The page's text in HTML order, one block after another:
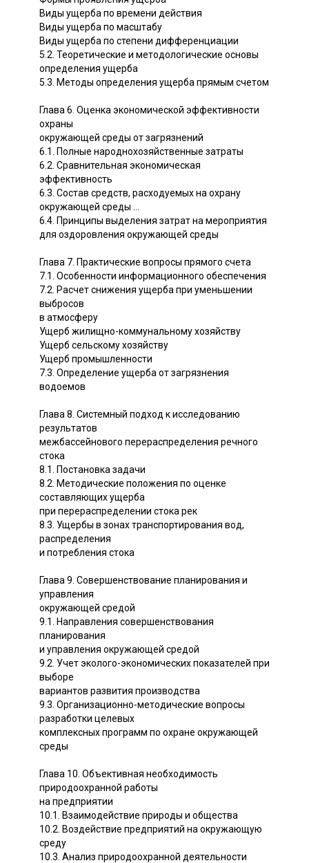
Виды ущерба по времени действия
Виды ущерба по масштабу
Виды ущерба по степени дифференциации
5.2. Теоретические и методологические основы
определения ущерба
5.3. Методы определения ущерба прямым счетом
Глава 6. Оценка экономической эффективности
охраны
окружающей среды от загрязнений
6.1. Полные народнохозяйственные затраты
6.2. Сравнительная экономическая
эффективность
6.3. Состав средств, расходуемых на охрану
окружающей среды ...
6.4. Принципы выделения затрат на мероприятия
для оздоровления окружающей среды
Глава 7. Практические вопросы прямого счета
7.1. Особенности информационного обеспечения
7.2. Расчет снижения ущерба при уменьшении
выбросов
в атмосферу
Ущерб жилищно-коммунальному хозяйству
Ущерб сельскому хозяйству
Ущерб промышленности
7.3. Определение ущерба от загрязнения
водоемов
Глава 8. Системный подход к исследованию
результатов
межбассейнового перераспределения речного
стока
8.1. Постановка задачи
8.2. Методические положения по оценке
составляющих ущерба
при перераспределении стока рек
8.3. Ущербы в зонах транспортирования вод,
распределения
и потребления стока
Глава 9. Совершенствование планирования и
управления
окружающей средой
9.1. Направления совершенствования
планирования
и управления окружающей средой
9.2. Учет эколого-экономических показателей при
выборе
вариантов развития производства
9.3. Организационно-методические вопросы
разработки целевых
комплексных программ по охране окружающей
среды
Глава 10. Объективная необходимость
природоохранной работы
на предприятии
10.1. Взаимодействие природы и общества
10.2. Воздействие предприятий на окружающую
среду
10.3. Анализ природоохранной деятельности